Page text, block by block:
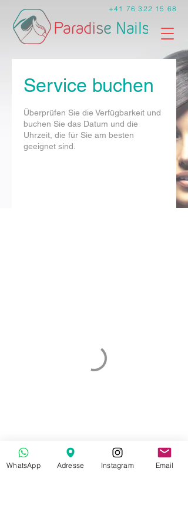
+41 76 322 15 68
Service buchen
Überprüfen Sie die Verfügbarkeit und
buchen Sie das Datum und die
Uhrzeit, die für Sie am besten
geeignet sind.
WhatsApp Adresse Instagram Email